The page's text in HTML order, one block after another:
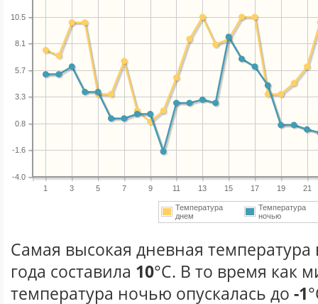
1 3 5 7 9 11 13 15 17 19 21
-4.0
-1.6
0.8
3.3
5.7
8.1
10.5
Температура
днем
Температура
ночью
Самая высокая дневная температура
года составила 10°С. В то время как
температура ночью опускалась до -1